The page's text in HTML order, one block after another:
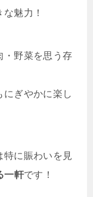
魅力！
・野菜を思う存
ぎやかに楽し
特に賑わいを見
一軒です！